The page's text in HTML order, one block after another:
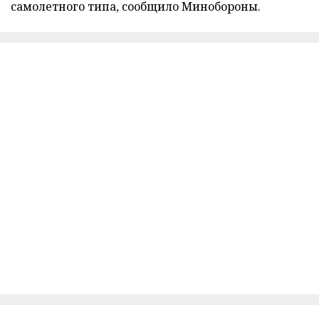
самолетного типа, сообщило Минобороны.